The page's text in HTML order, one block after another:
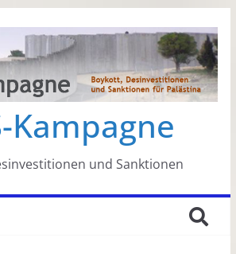
Kampagne
und Sanktionen